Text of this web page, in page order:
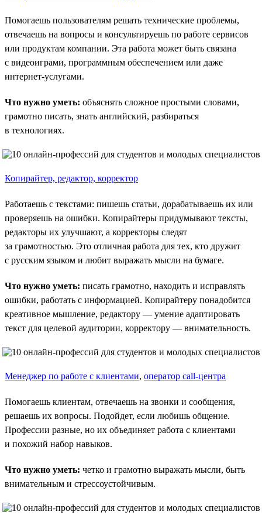
Помогаешь пользователям решать технические проблемы,
отвечаешь на вопросы и консультируешь по работе сервисов
или продуктам компании. Эта работа может быть связана
с видеоиграми, программным обеспечением или даже
интернет-услугами.
Что нужно уметь: объяснять сложное простыми словами,
грамотно писать, знать английский, разбираться
в технологиях.
Копирайтер, редактор, корректор
Работаешь с текстами: пишешь статьи, дорабатываешь их или
проверяешь на ошибки. Копирайтеры придумывают тексты,
редакторы их улучшают, а корректоры следят
за грамотностью. Это отличная работа для тех, кто дружит
с русским языком и любит выражать мысли на бумаге.
Что нужно уметь: писать грамотно, находить и исправлять
ошибки, работать с информацией. Копирайтеру понадобится
креативное мышление, редактору — умение адаптировать
текст для целевой аудитории, корректору — внимательность.
Менеджер по работе с клиентами, оператор call-центра
Помогаешь клиентам, отвечаешь на звонки и сообщения,
решаешь их вопросы. Подойдет, если любишь общение.
Профессии разные, но их объединяет работа с клиентами
и похожий набор навыков.
Что нужно уметь: четко и грамотно выражать мысли, быть
внимательным и стрессоустойчивым.